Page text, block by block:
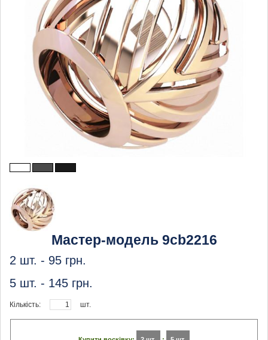
Мастер-модель 9cb2216
2 шт. - 95 грн.
5 шт. - 145 грн.
Кількість: шт.